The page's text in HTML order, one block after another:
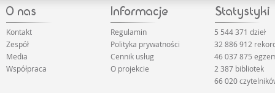
Kontakt
Zespół
Media
Współpraca
Regulamin
Polityka prywatności
Cennik usług
O projekcie
5 544 371 dzieł
32 886 912
46 037 875
2 387 bibliotek
66 020